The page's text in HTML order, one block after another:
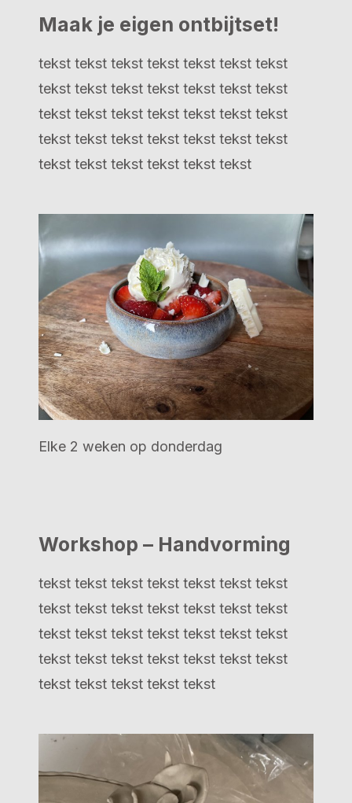
Maak je eigen ontbijtset!
tekst tekst tekst tekst tekst tekst tekst
tekst tekst tekst tekst tekst tekst tekst
tekst tekst tekst tekst tekst tekst tekst
tekst tekst tekst tekst tekst tekst tekst
tekst tekst tekst tekst tekst tekst
Elke 2 weken op donderdag
Workshop – Handvorming
tekst tekst tekst tekst tekst tekst tekst
tekst tekst tekst tekst tekst tekst tekst
tekst tekst tekst tekst tekst tekst tekst
tekst tekst tekst tekst tekst tekst tekst
tekst tekst tekst tekst tekst